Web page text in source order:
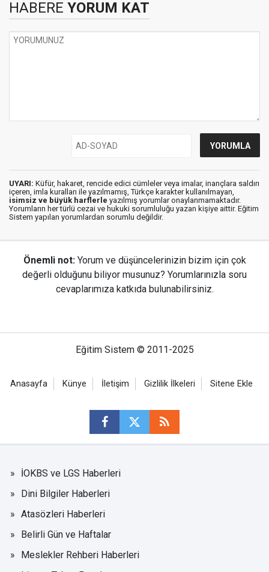
HABERE YORUM KAT
UYARI: Küfür, hakaret, rencide edici cümleler veya imalar, inançlara saldırı
içeren, imla kuralları ile yazılmamış, Türkçe karakter kullanılmayan,
isimsiz ve büyük harflerle yazılmış yorumlar onaylanmamaktadır.
Yorumların her türlü cezai ve hukuki sorumluluğu yazan kişiye aittir. Eğitim
Sistem yapılan yorumlardan sorumlu değildir.
Önemli not: Yorum ve düşüncelerinizin bizim için çok
değerli olduğunu biliyor musunuz? Yorumlarınızla soru
cevaplarımıza katkıda bulunabilirsiniz.
Eğitim Sistem © 2011-2025
Anasayfa Künye İletişim Gizlilik İlkeleri Sitene Ekle
İOKBS ve LGS Haberleri
Dini Bilgiler Haberleri
Atasözleri Haberleri
Belirli Gün ve Haftalar
Meslekler Rehberi Haberleri